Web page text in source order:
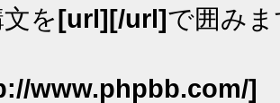
文を[url][/url]で囲み
www.phpbb.com/]